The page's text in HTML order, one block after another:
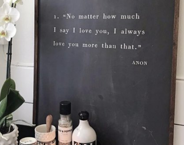
-20%